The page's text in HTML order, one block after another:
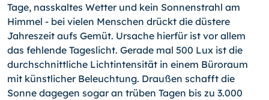
Tage, nasskaltes Wetter und kein Sonnenstrahl am
Himmel - bei vielen Menschen drückt die düstere
Jahreszeit aufs Gemüt. Ursache hierfür ist vor allem
das fehlende Tageslicht. Gerade mal 500 Lux ist die
durchschnittliche Lichtintensität in einem Büroraum
mit künstlicher Beleuchtung. Draußen schafft die
Sonne dagegen sogar an trüben Tagen bis zu 3.000